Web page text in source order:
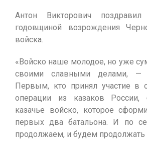
Антон Викторович
годовщиной возрождения
войска.
«Войско наше молодое, но уже
своими славными делами, —
Первым, кто принял участие в
операции из казаков России,
казачье войско, которое
первых два батальона. И по
продолжаем, и будем